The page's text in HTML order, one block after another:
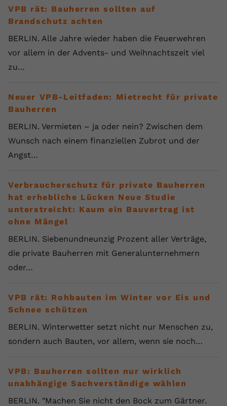
VPB rät: Bauherren sollten auf
Brandschutz achten
BERLIN. Alle Jahre wieder haben die Feuerwehren
vor allem in der Advents- und Weihnachtszeit viel
zu…
Neuer VPB-Leitfaden: Mietrecht für private
Bauherren
BERLIN. Vermieten – ja oder nein? Zwischen dem
Wunsch nach einem finanziellen Zubrot und der
Angst…
Verbraucherschutz für private Bauherren
hat erhebliche Lücken Neue Studie
unterstreicht: Kaum ein Bauvertrag ist
ohne Mängel
BERLIN. Siebenundneunzig Prozent aller Verträge,
die private Bauherren mit Generalunternehmern
oder…
VPB rät: Rohbauten im Winter vor Eis und
Schnee schützen
BERLIN. Winterwetter setzt nicht nur Menschen zu,
sondern auch Bauten, vor allem, wenn sie noch…
VPB: Bauherren sollten nur wirklich
unabhängige Sachverständige wählen
BERLIN. "Machen Sie nicht den Bock zum Gärtner.